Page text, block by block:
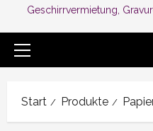
Geschirrvermietung,
Primäres
Start Produkte